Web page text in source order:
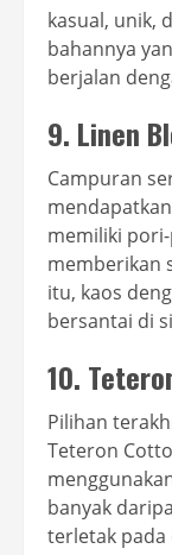
kasual, unik,
bahannya
berjalan
9. Linen
Campuran
memiliki
memberikan
itu, kaos
bersantai di
10.
Pilihan
Teteron
banyak
terletak pada